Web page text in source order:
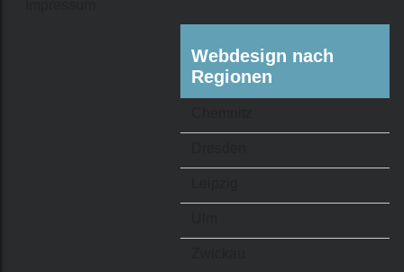
Webdesign nach
Regionen